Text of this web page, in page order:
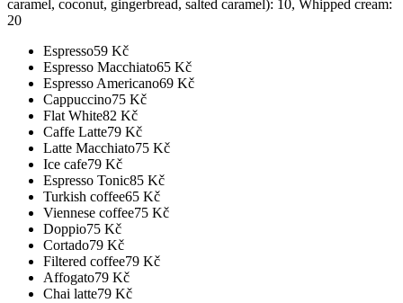
caramel, coconut, gingerbread, salted caramel): 10, Whipped cream:
20
Espresso59 Kč
Espresso Macchiato65 Kč
Espresso Americano69 Kč
Cappuccino75 Kč
Flat White82 Kč
Caffe Latte79 Kč
Latte Macchiato75 Kč
Ice cafe79 Kč
Espresso Tonic85 Kč
Turkish coffee65 Kč
Viennese coffee75 Kč
Doppio75 Kč
Cortado79 Kč
Filtered coffee79 Kč
Affogato79 Kč
Chai latte79 Kč